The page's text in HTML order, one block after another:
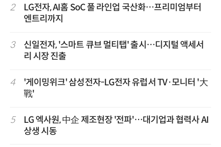
2
LG전자, AI홈 SoC 풀 라인업 국산화…프리미엄부터
엔트리까지
3
신일전자, '스마트 큐브 멀티탭' 출시…디지털 액세서
리 시장 진출
4
'게이밍위크' 삼성전자-LG전자 유럽서 TV·모니터 '大
戰'
5
LG 엑사원, 中企 제조현장 '전파'…대기업과 협력사 AI
상생 시동